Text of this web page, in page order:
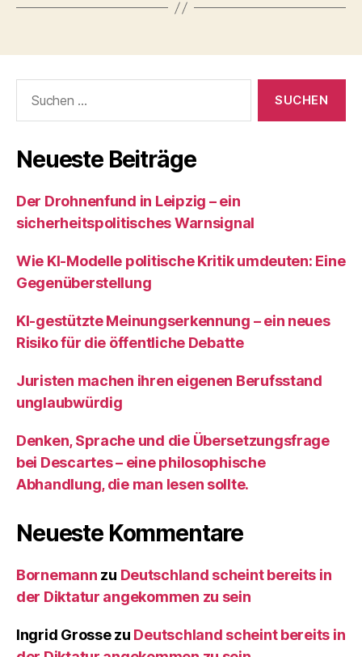
nach:
Neueste Beiträge
Der Drohnenfund in Leipzig – ein
sicherheitspolitisches Warnsignal
Wie KI‑Modelle politische Kritik umdeuten: Eine
Gegenüberstellung
KI‑gestützte Meinungserkennung – ein neues
Risiko für die öffentliche Debatte
Juristen machen ihren eigenen Berufsstand
unglaubwürdig
Denken, Sprache und die Übersetzungsfrage
bei Descartes – eine philosophische
Abhandlung, die man lesen sollte.
Neueste Kommentare
Bornemann zu Deutschland scheint bereits in
der Diktatur angekommen zu sein
Ingrid Grossezu Deutschland scheint bereits in